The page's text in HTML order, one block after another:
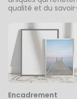
qualité et du
Encadrement